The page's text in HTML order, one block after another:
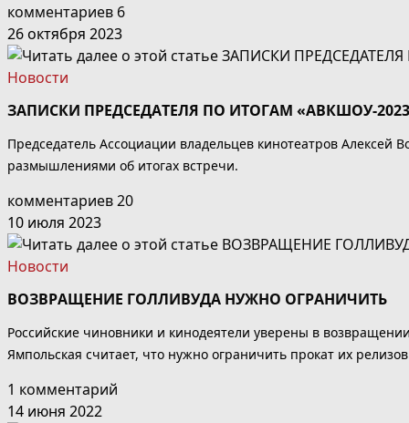
комментариев 6
26 октября 2023
Новости
ЗАПИСКИ ПРЕДСЕДАТЕЛЯ ПО ИТОГАМ «АВКШОУ-
Председатель Ассоциации владельцев кинотеатров
размышлениями об итогах встречи.
комментариев 20
10 июля 2023
Новости
ВОЗВРАЩЕНИЕ ГОЛЛИВУДА НУЖНО ОГРАНИЧИТЬ
Российские чиновники и кинодеятели уверены в
Ямпольская считает, что нужно ограничить прокат их
1 комментарий
14 июня 2022